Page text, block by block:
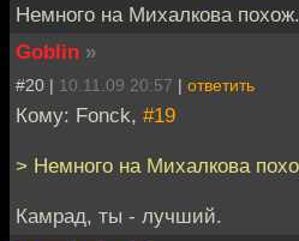
Немного на Михалкова похож.
Goblin »
#20 | 10.11.09 20:57 | ответить
Кому: Fonck, #19
> Немного на Михалкова
Камрад, ты - лучший.